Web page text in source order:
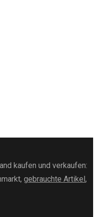
kaufen und verkaufen:
gebrauchte Artikel,